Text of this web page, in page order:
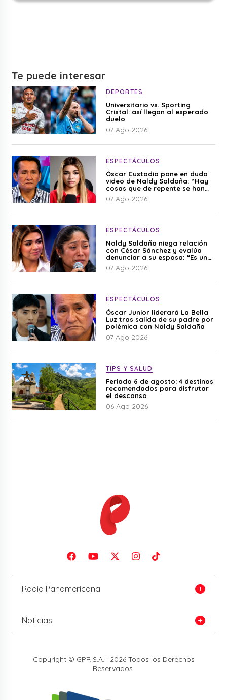
Te puede interesar
DEPORTES
Universitario vs. Sporting
Cristal: así llegan al esperado
duelo
07 Ago 2026
ESPECTÁCULOS
Óscar Custodio pone en duda
video de Naldy Saldaña: “Hay
cosas que de repente se han
editado”
07 Ago 2026
ESPECTÁCULOS
Naldy Saldaña niega relación
con César Sánchez y evalúa
denunciar a su esposa: “Es una
difamación”
07 Ago 2026
ESPECTÁCULOS
Óscar Junior liderará La Bella
Luz tras salida de su padre por
polémica con Naldy Saldaña
07 Ago 2026
TIPS Y SALUD
Feriado 6 de agosto: 4 destinos
recomendados para disfrutar
el descanso
06 Ago 2026
Radio Panamericana
Noticias
Copyright © GPR S.A. | 2026 Todos los Derechos
Reservados.